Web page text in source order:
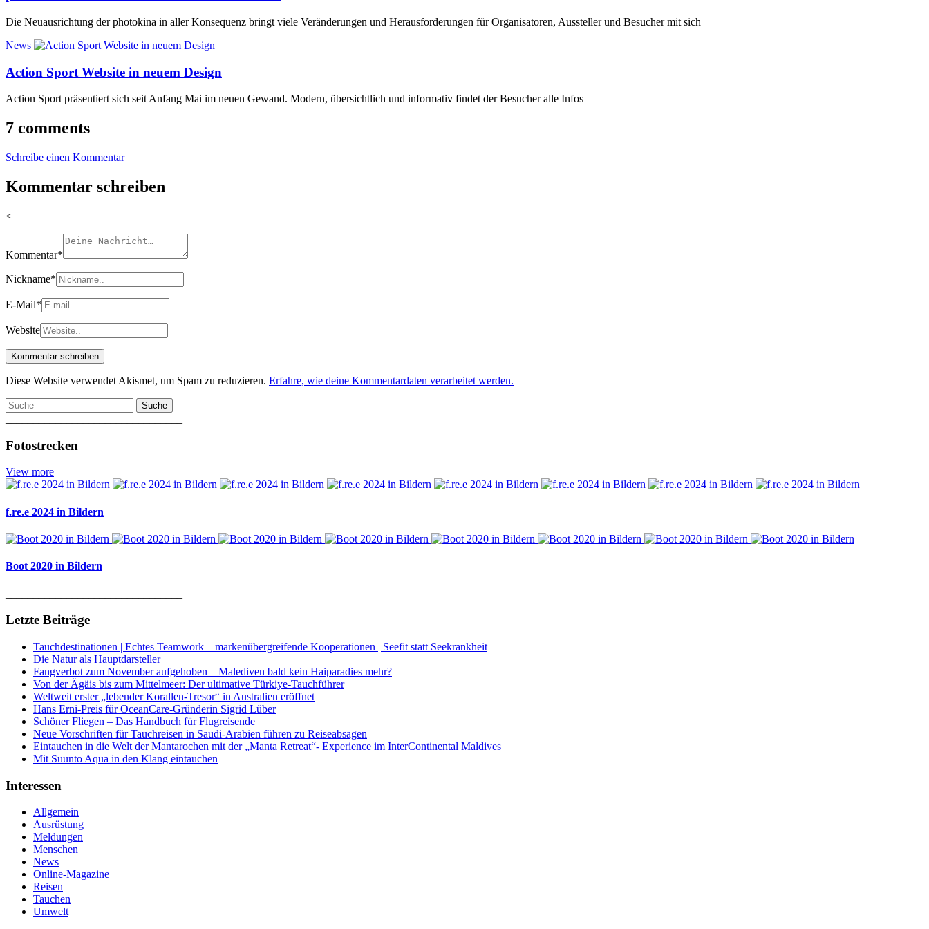
Die Neuausrichtung der photokina in aller Konsequenz bringt viele Veränderungen und Herausforderungen für Organisatoren, Aussteller und Besucher mit sich
News
Action Sport Website in neuem Design
Action Sport präsentiert sich seit Anfang Mai im neuen Gewand. Modern, übersichtlich und informativ findet der Besucher alle Infos
7 comments
Schreibe einen Kommentar
Kommentar schreiben
<
Kommentar*
Nickname*
E-Mail*
Website
Diese Website verwendet Akismet, um Spam zu reduzieren. Erfahre, wie deine Kommentardaten verarbeitet werden.
Suche
Fotostrecken
View more
f.re.e 2024 in Bildern
Boot 2020 in Bildern
Letzte Beiträge
Tauchdestinationen | Echtes Teamwork – markenübergreifende Kooperationen | Seefit statt Seekrankheit
Die Natur als Hauptdarsteller
Fangverbot zum November aufgehoben – Malediven bald kein Haiparadies mehr?
Von der Ägäis bis zum Mittelmeer: Der ultimative Türkiye-Tauchführer
Weltweit erster „lebender Korallen-Tresor“ in Australien eröffnet
Hans Erni-Preis für OceanCare-Gründerin Sigrid Lüber
Schöner Fliegen – Das Handbuch für Flugreisende
Neue Vorschriften für Tauchreisen in Saudi-Arabien führen zu Reiseabsagen
Eintauchen in die Welt der Mantarochen mit der „Manta Retreat“- Experience im InterContinental Maldives
Mit Suunto Aqua in den Klang eintauchen
Interessen
Allgemein
Ausrüstung
Meldungen
Menschen
News
Online-Magazine
Reisen
Tauchen
Umwelt